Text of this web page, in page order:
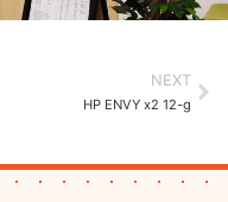
NEXT
HP ENVY x2 12-g